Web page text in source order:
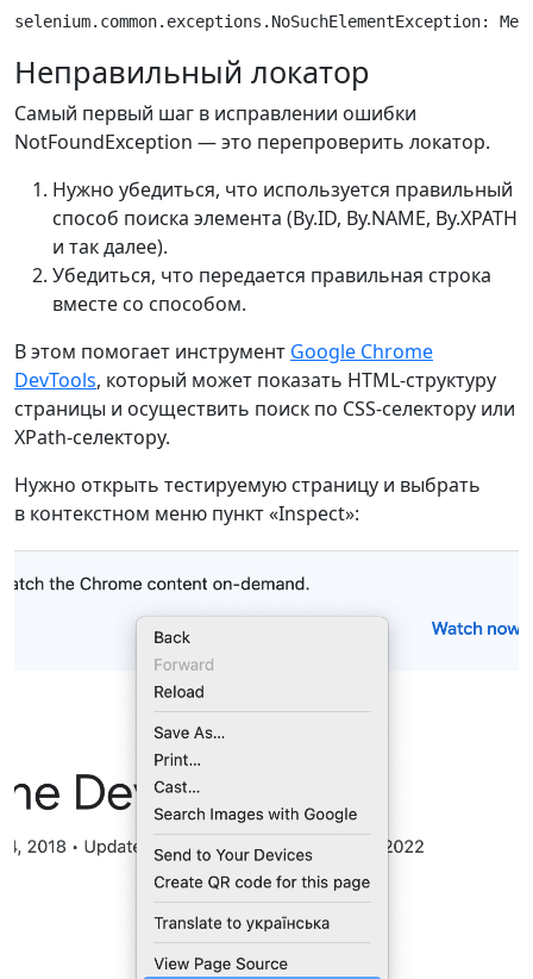
Неправильный локатор
Самый первый шаг в исправлении ошибки
NotFoundException — это перепроверить локатор.
Нужно убедиться, что используется правильный
способ поиска элемента (By.ID, By.NAME, By.XPATH
и так далее).
Убедиться, что передается правильная строка
вместе со способом.
В этом помогает инструмент Google Chrome
DevTools, который может показать HTML-структуру
страницы и осуществить поиск по CSS-селектору или
XPath-селектору.
Нужно открыть тестируемую страницу и выбрать
в контекстном меню пункт «Inspect»: